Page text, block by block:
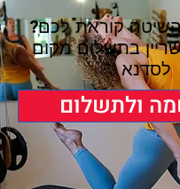
קוראת לכם?
בתשלום מקום
לסדנא
ולתשלום